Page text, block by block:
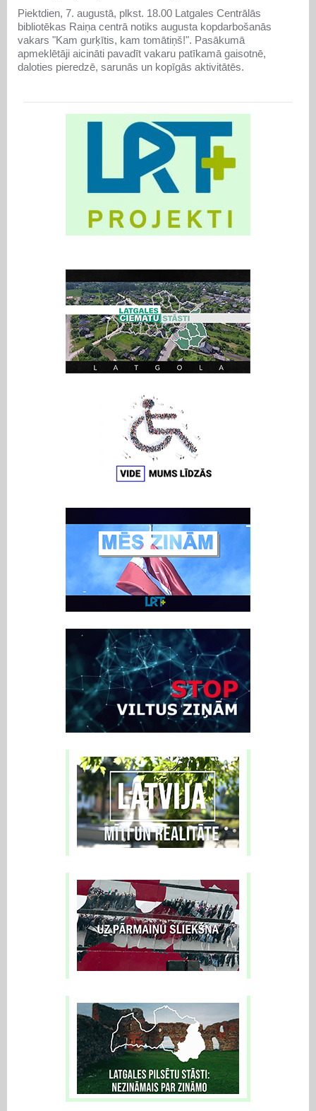
Piektdien, 7. augustā, plkst. 18.00 Latgales Centrālās
bibliotēkas Raiņa centrā notiks augusta kopdarbošanās
vakars "Kam gurķītis, kam tomātiņš!". Pasākumā
apmeklētāji aicināti pavadīt vakaru patīkamā gaisotnē,
daloties pieredzē, sarunās un kopīgās aktivitātēs.